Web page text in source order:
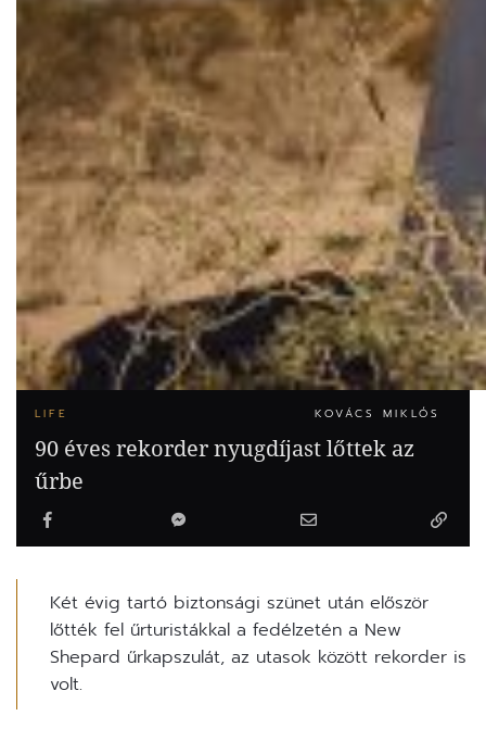
LIFE KOVÁCS MIKLÓS
90 éves rekorder nyugdíjast lőttek az
űrbe
Két évig tartó biztonsági szünet után először
lőtték fel űrturistákkal a fedélzetén a New
Shepard űrkapszulát, az utasok között rekorder is
volt.